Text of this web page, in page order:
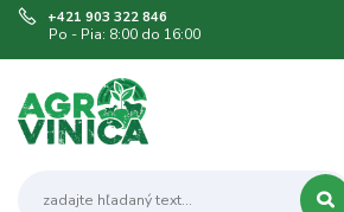
+421 903 322 846
Po - Pia: 8:00 do 16:00